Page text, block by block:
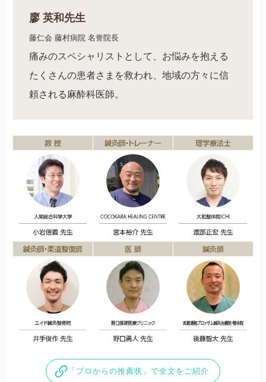
廖 英和先生
藤仁会 藤村病院 名誉院長
痛みのスペシャリストとして、お悩みを抱える
たくさんの患者さまを救われ、地域の方々に信
頼される麻酔科医師。
「プロからの推薦状」で全文をご紹介